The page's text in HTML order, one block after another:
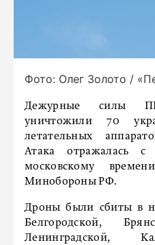
Фото: Олег Золото /
Дежурные силы
уничтожили 70
летательных
Атака отражалась
московскому
Минобороны РФ.
Дроны были сбиты в
Белгородской,
Ленинградской,